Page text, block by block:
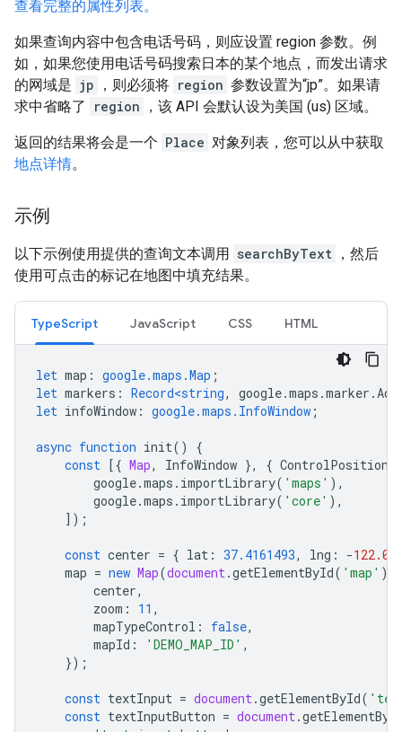
查看完整的属性列表。
如果查询内容中包含电话号码，则应设置 region 参数。例
如，如果您使用电话号码搜索日本的某个地点，而发出请求
的网域是 jp ，则必须将 region 参数设置为“jp”。如果请
求中省略了
region ，该 API 会默认设为美国 (us) 区域。
返回的结果将会是一个 Place 对象列表，您可以从中获取
地点详情。
示例
以下示例使用提供的查询文本调用 searchByText ，然后
使用可点击的标记在地图中填充结果。
TypeScript JavaScript CSS HTML
let map : google.maps.Map ;
let markers : Record<string, google.maps .marker .
let infoWindow : google.maps.InfoWindow ;
async function init()
{
const [{ Map, InfoWindow }, { ControlPosition
google.maps . importLibrary( 'maps' ),
google.maps . importLibrary( 'core' ),
]);
const center = { lat : 37.4161493, lng : -
map = new Map(document.getElementById( 'map' )
center,
zoom : 11 ,
mapTypeControl : false,
mapId : 'DEMO_MAP_ID' ,
});
const textInput = document.getElementById(
const textInputButton = document.